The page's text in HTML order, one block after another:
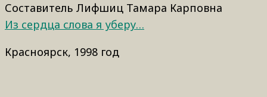
Составитель Лифшиц Тамара Карповна
Из сердца слова я уберу…
Красноярск, 1998 год